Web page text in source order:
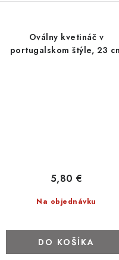
Oválny kvetináč v
portugalskom štýle, 23
Na objednávku
5,80 €
DO KOŠÍKA